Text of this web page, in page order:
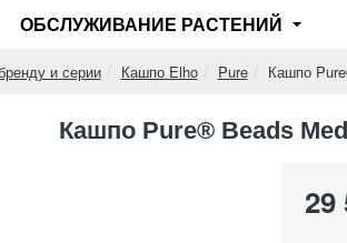
ОБСЛУЖИВАНИЕ РАСТЕНИЙ
и серии Кашпо Elho Pure Кашпо
Кашпо Pure® Beads
29